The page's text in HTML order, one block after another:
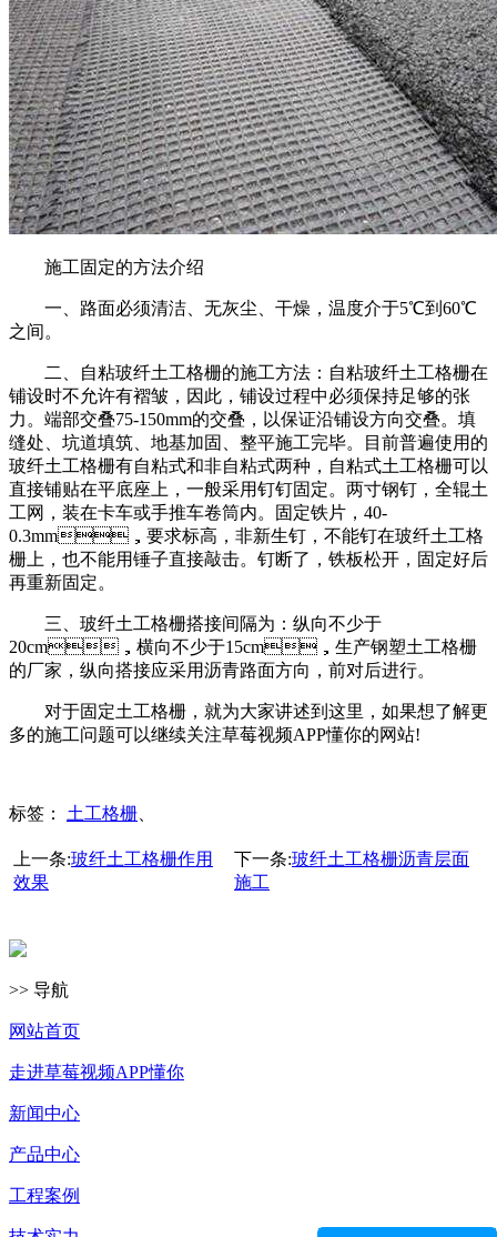
施工固定的方法介绍
一、路面必须清洁、无灰尘、干燥，温度介于5℃到60℃
之间。
二、自粘玻纤土工格栅的施工方法：自粘玻纤土工格栅在
铺设时不允许有褶皱，因此，铺设过程中必须保持足够的张
力。端部交叠75-150mm的交叠，以保证沿铺设方向交叠。填
缝处、坑道填筑、地基加固、整平施工完毕。目前普遍使用的
玻纤土工格栅有自粘式和非自粘式两种，自粘式土工格栅可以
直接铺贴在平底座上，一般采用钉钉固定。两寸钢钉，全辊土
工网，装在卡车或手推车卷筒内。固定铁片，40-
0.3mm，要求标高，非新生钉，不能钉在玻纤土工格
栅上，也不能用锤子直接敲击。钉断了，铁板松开，固定好后
再重新固定。
三、玻纤土工格栅搭接间隔为：纵向不少于
20cm，横向不少于15cm，生产钢塑土工格栅
的厂家，纵向搭接应采用沥青路面方向，前对后进行。
对于固定土工格栅，就为大家讲述到这里，如果想了解更
多的施工问题可以继续关注草莓视频APP懂你的网站!
标签： 土工格栅
上一条:玻纤土工格栅作用
效果
下一条:玻纤土工格栅沥青层面
施工
>> 导航
网站首页
走进草莓视频APP懂你
新闻中心
产品中心
工程案例